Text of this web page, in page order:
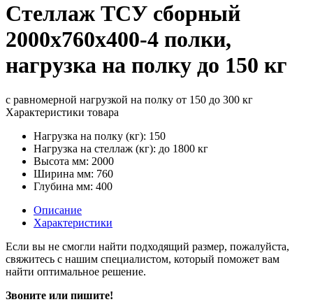
Стеллаж ТСУ сборный
2000х760х400-4 полки,
нагрузка на полку до 150 кг
с равномерной нагрузкой на полку от 150 до 300 кг
Характеристики товара
Нагрузка на полку (кг): 150
Нагрузка на стеллаж (кг): до 1800 кг
Высота мм: 2000
Ширина мм: 760
Глубина мм: 400
Описание
Характеристики
Если вы не смогли найти подходящий размер, пожалуйста,
свяжитесь с нашим специалистом, который поможет вам
найти оптимальное решение.
Звоните или пишите!